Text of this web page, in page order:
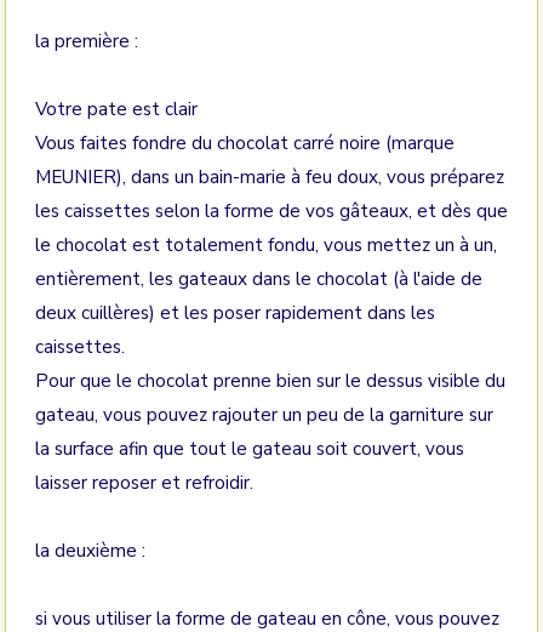
la première :
Votre pate est clair
Vous faites fondre du chocolat carré noire (marque
MEUNIER), dans un bain-marie à feu doux, vous préparez
les caissettes selon la forme de vos gâteaux, et dès que
le chocolat est totalement fondu, vous mettez un à un,
entièrement, les gateaux dans le chocolat (à l'aide de
deux cuillères) et les poser rapidement dans les
caissettes.
Pour que le chocolat prenne bien sur le dessus visible du
gateau, vous pouvez rajouter un peu de la garniture sur
la surface afin que tout le gateau soit couvert, vous
laisser reposer et refroidir.
la deuxième :
si vous utiliser la forme de gateau en cône, vous pouvez